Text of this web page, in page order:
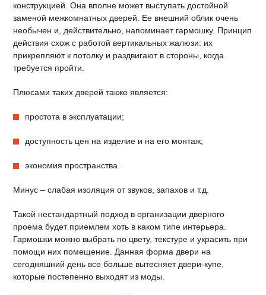
конструкцией. Она вполне может выступать достойной
заменой межкомнатных дверей. Ее внешний облик очень
необычен и, действительно, напоминает гармошку. Принцип
действия схож с работой вертикальных жалюзи: их
прикрепляют к потолку и раздвигают в стороны, когда
требуется пройти.
Плюсами таких дверей также является:
простота в эксплуатации;
доступность цен на изделие и на его монтаж;
экономия пространства.
Минус – слабая изоляция от звуков, запахов и т.д.
Такой нестандартный подход в организации дверного
проема будет приемлем хоть в каком типе интерьера.
Гармошки можно выбрать по цвету, текстуре и украсить при
помощи них помещение. Данная форма двери на
сегодняшний день все больше вытесняет двери-купе,
которые постепенно выходят из моды.